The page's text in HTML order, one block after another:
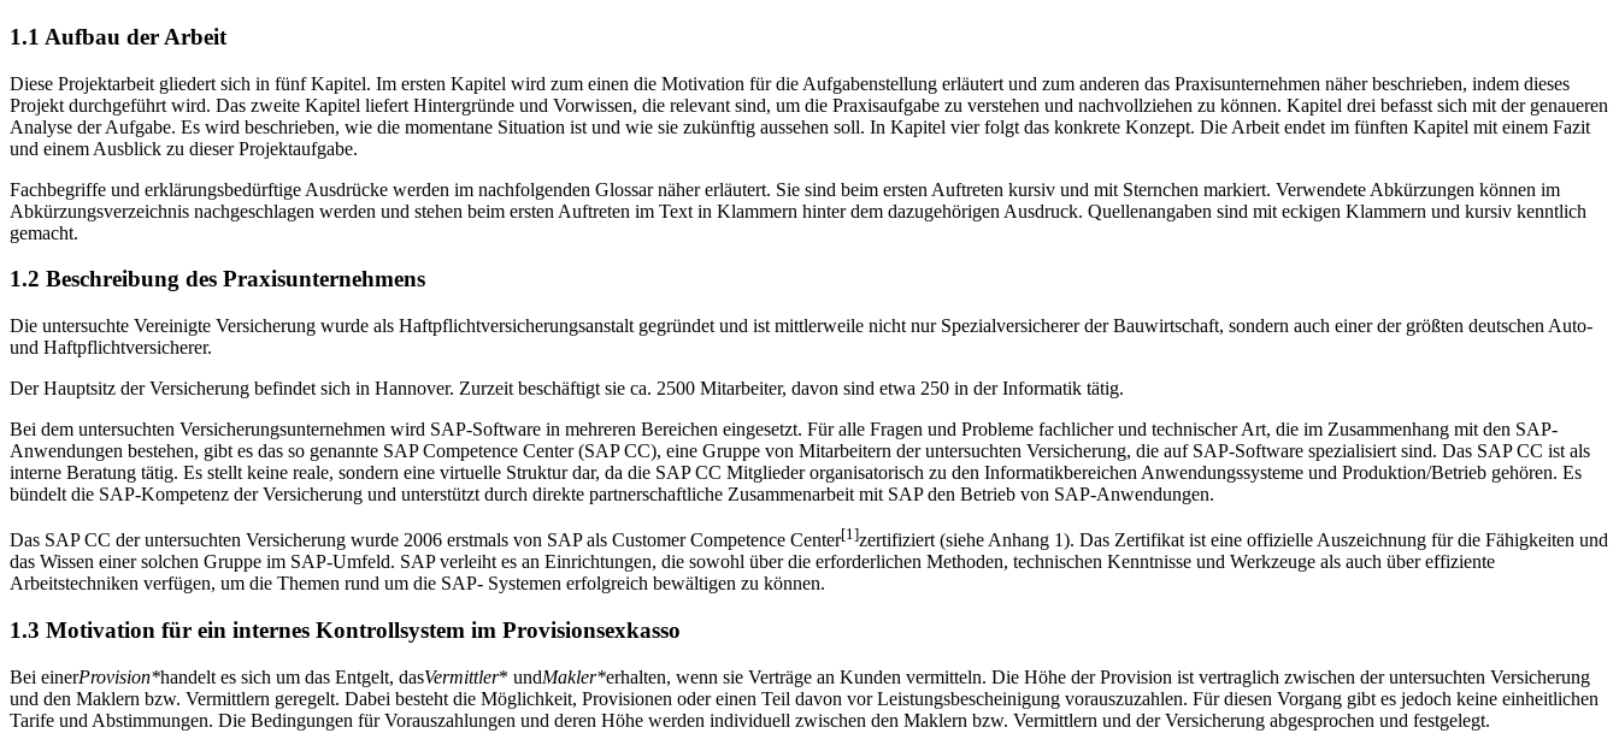
1.1 Aufbau der Arbeit
Diese Projektarbeit gliedert sich in fünf Kapitel. Im ersten Kapitel wird zum einen die Motivation für die Aufgabenstellung erläutert und zum anderen das Praxisunternehmen näher beschrieben, indem dieses
Projekt durchgeführt wird. Das zweite Kapitel liefert Hintergründe und Vorwissen, die relevant sind, um die Praxisaufgabe zu verstehen und nachvollziehen zu können. Kapitel drei befasst sich mit der genaueren
Analyse der Aufgabe. Es wird beschrieben, wie die momentane Situation ist und wie sie zukünftig aussehen soll. In Kapitel vier folgt das konkrete Konzept. Die Arbeit endet im fünften Kapitel mit einem Fazit
und einem Ausblick zu dieser Projektaufgabe.
Fachbegriffe und erklärungsbedürftige Ausdrücke werden im nachfolgenden Glossar näher erläutert. Sie sind beim ersten Auftreten kursiv und mit Sternchen markiert. Verwendete Abkürzungen können im
Abkürzungsverzeichnis nachgeschlagen werden und stehen beim ersten Auftreten im Text in Klammern hinter dem dazugehörigen Ausdruck. Quellenangaben sind mit eckigen Klammern und kursiv kenntlich
gemacht.
1.2 Beschreibung des Praxisunternehmens
Die untersuchte Vereinigte Versicherung wurde als Haftpflichtversicherungsanstalt gegründet und ist mittlerweile nicht nur Spezialversicherer der Bauwirtschaft, sondern auch einer der größten deutschen Auto-
und Haftpflichtversicherer.
Der Hauptsitz der Versicherung befindet sich in Hannover. Zurzeit beschäftigt sie ca. 2500 Mitarbeiter, davon sind etwa 250 in der Informatik tätig.
Bei dem untersuchten Versicherungsunternehmen wird SAP-Software in mehreren Bereichen eingesetzt. Für alle Fragen und Probleme fachlicher und technischer Art, die im Zusammenhang mit den SAP-
Anwendungen bestehen, gibt es das so genannte SAP Competence Center (SAP CC), eine Gruppe von Mitarbeitern der untersuchten Versicherung, die auf SAP-Software spezialisiert sind. Das SAP CC ist als
interne Beratung tätig. Es stellt keine reale, sondern eine virtuelle Struktur dar, da die SAP CC Mitglieder organisatorisch zu den Informatikbereichen Anwendungssysteme und Produktion/Betrieb gehören. Es
bündelt die SAP-Kompetenz der Versicherung und unterstützt durch direkte partnerschaftliche Zusammenarbeit mit SAP den Betrieb von SAP-Anwendungen.
Das SAP CC der untersuchten Versicherung wurde 2006 erstmals von SAP als Customer Competence Center[1]zertifiziert (siehe Anhang 1). Das Zertifikat ist eine offizielle Auszeichnung für die Fähigkeiten und
das Wissen einer solchen Gruppe im SAP-Umfeld. SAP verleiht es an Einrichtungen, die sowohl über die erforderlichen Methoden, technischen Kenntnisse und Werkzeuge als auch über effiziente
Arbeitstechniken verfügen, um die Themen rund um die SAP- Systemen erfolgreich bewältigen zu können.
1.3 Motivation für ein internes Kontrollsystem im Provisionsexkasso
Bei einerProvision*handelt es sich um das Entgelt, dasVermittler* undMakler*erhalten, wenn sie Verträge an Kunden vermitteln. Die Höhe der Provision ist vertraglich zwischen der untersuchten Versicherung
und den Maklern bzw. Vermittlern geregelt. Dabei besteht die Möglichkeit, Provisionen oder einen Teil davon vor Leistungsbescheinigung vorauszuzahlen. Für diesen Vorgang gibt es jedoch keine einheitlichen
Tarife und Abstimmungen. Die Bedingungen für Vorauszahlungen und deren Höhe werden individuell zwischen den Maklern bzw. Vermittlern und der Versicherung abgesprochen und festgelegt.